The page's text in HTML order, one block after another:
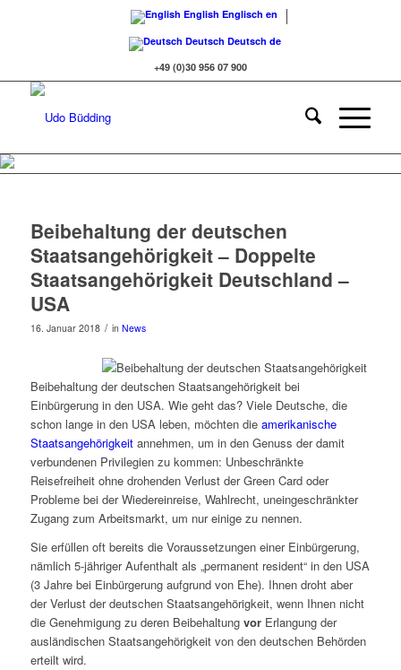
English Englisch en
Deutsch Deutsch de
+49 (0)30 956 07 900
Beibehaltung der deutschen
Staatsangehörigkeit – Doppelte
Staatsangehörigkeit Deutschland –
USA
16. Januar 2018 / in News
Beibehaltung der deutschen Staatsangehörigkeit bei
Einbürgerung in den USA. Wie geht das? Viele Deutsche, die
schon lange in den USA leben, möchten die amerikanische
Staatsangehörigkeitannehmen, um in den Genuss der damit
verbundenen Privilegien zu kommen: Unbeschränkte
Reisefreiheit ohne drohenden Verlust der Green Card oder
Probleme bei der Wiedereinreise, Wahlrecht, uneingeschränkter
Zugang zum Arbeitsmarkt, um nur einige zu nennen.
Sie erfüllen oft bereits die Voraussetzungen einer Einbürgerung,
nämlich 5-jähriger Aufenthalt als „permanent resident“ in den USA
(3 Jahre bei Einbürgerung aufgrund von Ehe). Ihnen droht aber
der Verlust der deutschen Staatsangehörigkeit, wenn Ihnen nicht
die Genehmigung zu deren Beibehaltung vor Erlangung der
ausländischen Staatsangehörigkeit von den deutschen Behörden
erteilt wird.